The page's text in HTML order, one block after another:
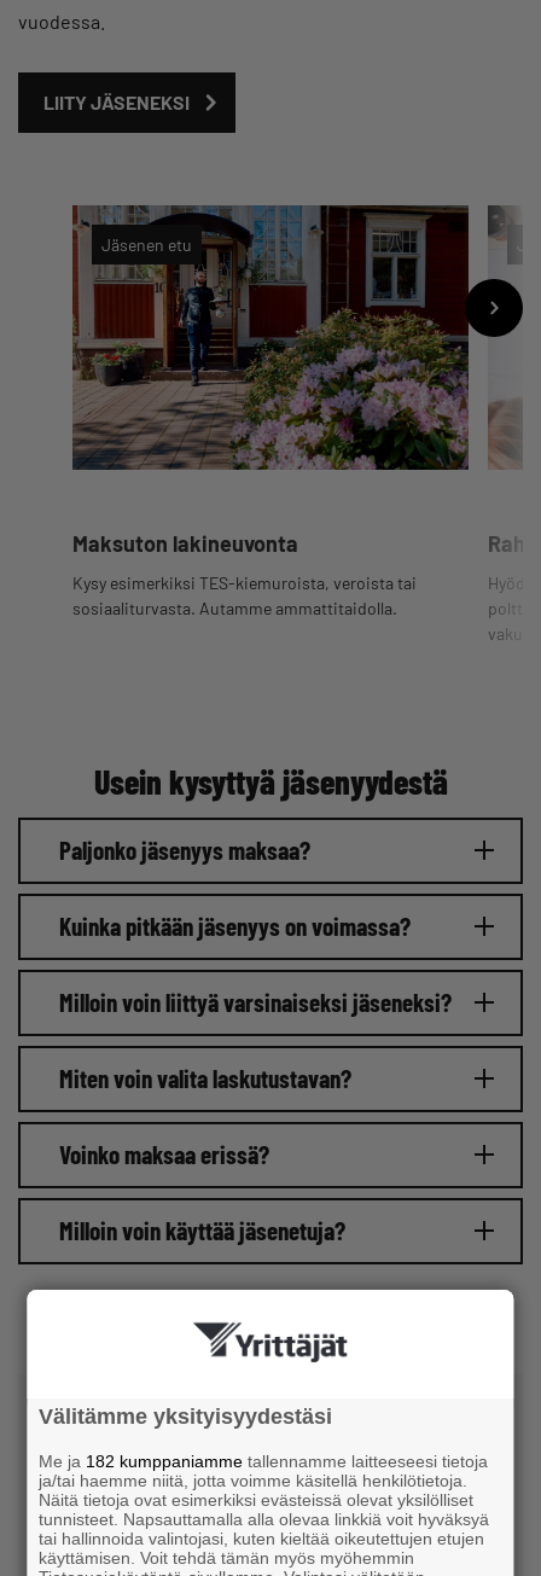
vuodessa.
LIITY JÄSENEKSI
Jäsenen etu
Maksuton lakineuvonta
Kysy esimerkiksi TES-kiemuroista, veroista tai
sosiaaliturvasta. Autamme ammattitaidolla.
Usein kysyttyä jäsenyydestä
Paljonko jäsenyys maksaa?
Kuinka pitkään jäsenyys on voimassa?
Milloin voin liittyä varsinaiseksi jäseneksi?
Miten voin valita laskutustavan?
Voinko maksaa erissä?
Milloin voin käyttää jäsenetuja?
Tee hyvä päätös ja liity
Välitämme yksityisyydestäsi
Me ja 182 kumppaniamme tallennamme laitteeseesi tietoja
ja/tai haemme niitä, jotta voimme käsitellä henkilötietoja.
Näitä tietoja ovat esimerkiksi evästeissä olevat yksilölliset
tunnisteet. Napsauttamalla alla olevaa linkkiä voit hyväksyä
tai hallinnoida valintojasi, kuten kieltää oikeutettujen etujen
käyttämisen. Voit tehdä tämän myös myöhemmin